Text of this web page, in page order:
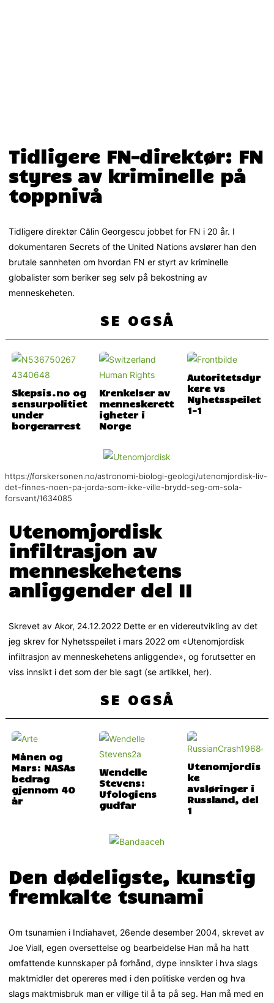
Tidligere FN-direktør: FN
styres av kriminelle på
toppnivå
Tidligere direktør Călin Georgescu jobbet for FN i 20 år. I
dokumentaren Secrets of the United Nations avslører han den
brutale sannheten om hvordan FN er styrt av kriminelle
globalister som beriker seg selv på bekostning av
menneskeheten.
SE OGSÅ
Skepsis.no og
sensurpolitiet
under
borgerarrest
Krenkelser av
menneskerett
igheter i
Norge
Autoritetsdyr
kere vs
Nyhetsspeilet
1-1
https://forskersonen.no/astronomi-biologi-geologi/utenomjordisk-liv-
det-finnes-noen-pa-jorda-som-ikke-ville-brydd-seg-om-sola-
forsvant/1634085
Utenomjordisk
infiltrasjon av
menneskehetens
anliggender del II
Skrevet av Akor, 24.12.2022 Dette er en videreutvikling av det
jeg skrev for Nyhetsspeilet i mars 2022 om «Utenomjordisk
infiltrasjon av menneskehetens anliggende», og forutsetter en
viss innsikt i det som der ble sagt (se artikkel, her).
SE OGSÅ
Månen og
Mars: NASAs
bedrag
gjennom 40
år
Wendelle
Stevens:
Ufologiens
gudfar
Utenomjordis
ke
avsløringer i
Russland, del
1
Den dødeligste, kunstig
fremkalte tsunami
Om tsunamien i Indiahavet, 26ende desember 2004, skrevet av
Joe Viall, egen oversettelse og bearbeidelse Han må ha hatt
omfattende kunnskaper på forhånd, dype innsikter i hva slags
maktmidler det opereres med i den politiske verden og hva
slags maktmisbruk man er villige til å ta på seg. Han må med en